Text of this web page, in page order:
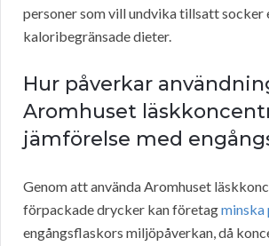
personer som vill undvika tillsatt socker
kaloribegränsade dieter.
Hur påverkar
Aromhuset
jämförelse med
Genom att använda Aromhuset
förpackade drycker kan företagminska
engångsflaskors miljöpåverkan, då